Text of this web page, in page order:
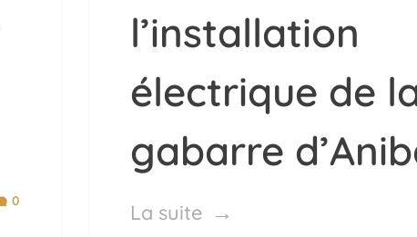
0
l’installation
électrique de
gabarre
La suite